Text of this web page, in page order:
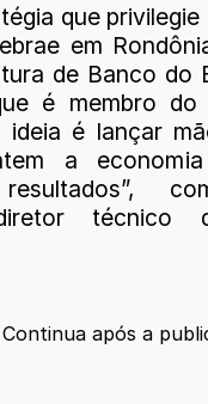
que
em
de Banco do
é membro do
ideia é lançar
a
técnico
Continua após a